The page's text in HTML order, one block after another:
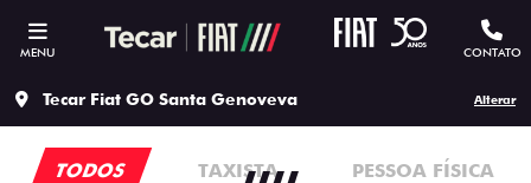
MENU CONTATO
Tecar Fiat GO Santa Genoveva Alterar
TODOS TAXISTA PESSOA FÍSICA